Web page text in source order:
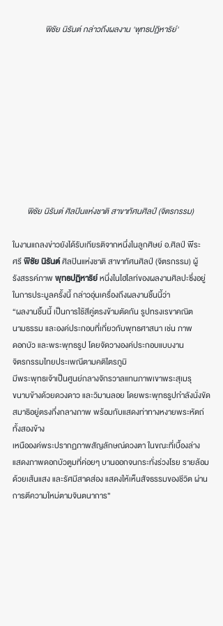
พิชัย นิรันต์ กล่าวถึงผลงาน 'พุทธปฏิหาริย์'
พิชัย นิรันต์ ศิลปินแห่งชาติ สาขาทัศนศิลป์ (จิตรกรรม)
ในงานแถลงข่าวยังได้รับเกียรติจากหนึ่งในลูกศิษย์ อ.ศิลป์ พีระ
ศรี พิชัย นิรันต์ ศิลปินแห่งชาติ สาขาทัศนศิลป์ (จิตรกรรม) ผู้
รังสรรค์ภาพ พุทธปฏิหาริย์ หนึ่งในไฮไลท์ของผลงานศิลปะซึ่งอยู่
ในการประมูลครั้งนี้ กล่าวอุ่นเครื่องถึงผลงานชิ้นนี้ว่า
“ผลงานชิ้นนี้ เป็นการใช้สีคู่ตรงข้ามตัดกัน รูปทรงเรขาคณิต
นามธรรม และองค์ประกอบที่เกี่ยวกับพุทธศาสนา เช่น ภาพ
ดอกบัว และพระพุทธรูป โดยจัดวางองค์ประกอบแบบงาน
จิตรกรรมไทยประเพณีตามคติไตรภูมิ
มีพระพุทธเจ้าเป็นศูนย์กลางจักรวาลแทนภาพเขาพระสุเมรุ
ขนาบข้างด้วยดวงดาว และวิมานลอย โดยพระพุทธรูปกำลังนั่งขัด
สมาธิอยู่ตรงกึ่งกลางภาพ พร้อมกับแสดงท่าทางหงายพระหัตถ์
ทั้งสองข้าง
เหนือองค์พระปรากฏภาพสัญลักษณ์ดวงตา ในขณะที่เบื้องล่าง
แสดงภาพดอกบัวตูมที่ค่อยๆ บานออกจนกระทั่งร่วงโรย รายล้อม
ด้วยเส้นแสง และรัศมีสาดส่อง แสดงให้เห็นสัจธรรมของชีวิต ผ่าน
การตีความใหม่ตามจินตนาการ”